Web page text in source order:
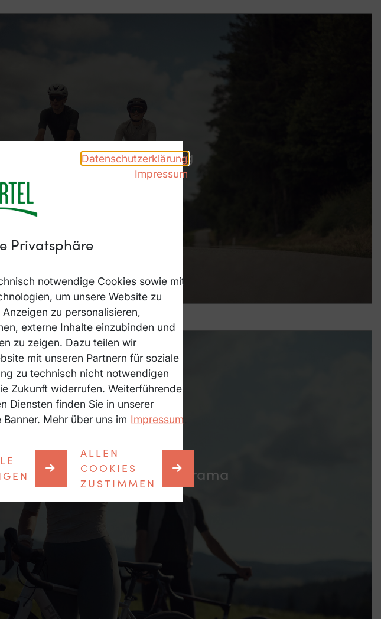
Blog
Über Velorama
Datenschutzerklärung
Impressum
Privatsphäre
notwendige Cookies sowie mit
um unsere Website zu
zu personalisieren,
externe Inhalte einzubinden und
zu zeigen. Dazu teilen wir
mit unseren Partnern für soziale
zu technisch nicht notwendigen
Zukunft widerrufen. Weiterführende
Diensten finden Sie in unserer
Mehr über uns im Impressum
ALLEN
COOKIES
ZUSTIMMEN